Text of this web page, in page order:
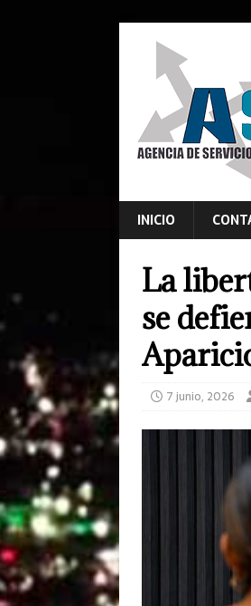
INICIO
La
se
7 junio, 2026